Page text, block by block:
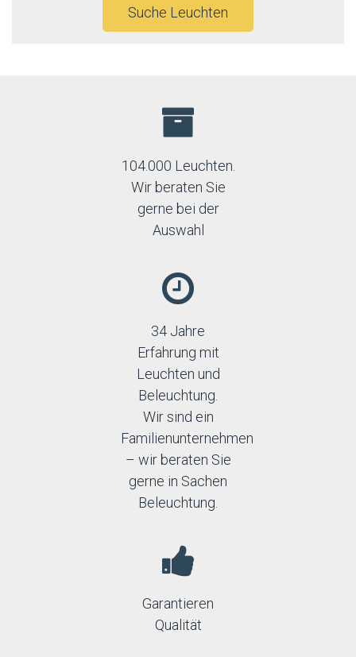
Suche Leuchten
104.000 Leuchten.
Wir beraten Sie
gerne bei der
Auswahl
34 Jahre
Erfahrung mit
Leuchten und
Beleuchtung.
Wir sind ein
Familienunternehmen
– wir beraten Sie
gerne in Sachen
Beleuchtung.
Garantieren
Qualität